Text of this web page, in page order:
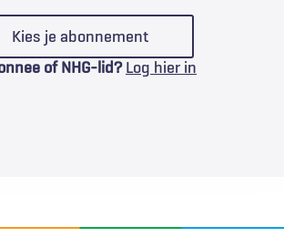
Kies je abonnement
of NHG-lid? Log hier in